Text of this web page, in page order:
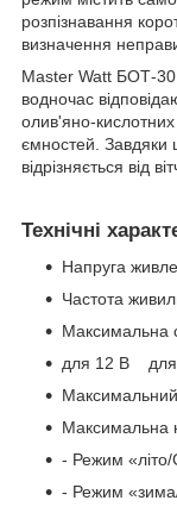
розпізнавання
визначення
Master Watt БОТ-30
водночас
олив'яно-кислотних
ємностей. Завдяки
відрізняється від
Технічні
Напруга
Частота
Максимальна
для 12 В
- Режим
- Режим